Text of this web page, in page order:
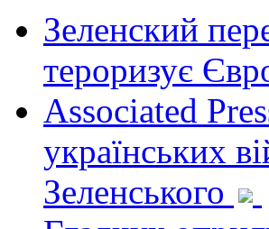
Зеленский
тероризує
Associated
українських
Зеленського